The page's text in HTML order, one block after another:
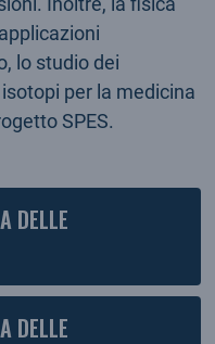
lo studio dei
per la medicina
SPES.
DELLE
DELLE